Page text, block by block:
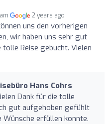
2 years ago
uns den vorherigen
wir haben uns sehr gut
Reise gebucht. Vielen
Hans Cohrs
Dank für die tolle
gut aufgehoben gefühlt
Wünsche erfüllen konnte.